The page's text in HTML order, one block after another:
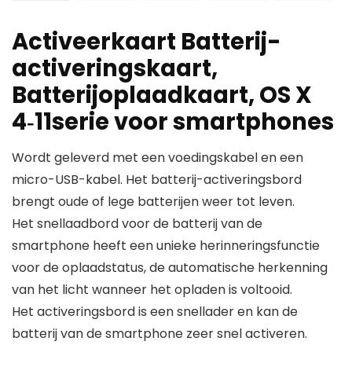
Activeerkaart Batterij-
activeringskaart,
Batterijoplaadkaart, OS X
4‑11serie voor smartphones
Wordt geleverd met een voedingskabel en een
micro-USB-kabel. Het batterij-activeringsbord
brengt oude of lege batterijen weer tot leven.
Het snellaadbord voor de batterij van de
smartphone heeft een unieke herinneringsfunctie
voor de oplaadstatus, de automatische herkenning
van het licht wanneer het opladen is voltooid.
Het activeringsbord is een snellader en kan de
batterij van de smartphone zeer snel activeren.